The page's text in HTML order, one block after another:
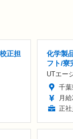
正担
化学製
フト/寮
UTエー
千
月
正社